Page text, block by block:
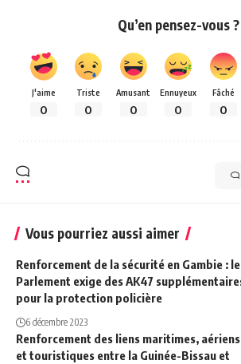
Qu’en pensez-vous ?
J'aime
0
Triste
0
Amusant
0
Ennuyeux
0
Fâché
0
Vous pourriez aussi aimer
Renforcement de la sécurité en Gambie : le
Parlement exige des AK47
pour la protection policière
6 décembre 2023
Renforcement des liens maritimes, aériens
et touristiques entre la Guinée-Bissau et